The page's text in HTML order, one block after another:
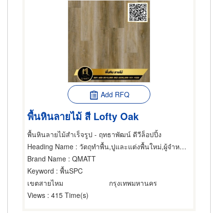
Add RFQ
พื้นหินลายไม้ สี Lofty Oak
พื้นหินลายไม้สำเร็จรูป - ฤทธาพัฒน์ ดีวีล็อปปิ้ง
Heading Name : วัตถุทำพื้น,ปูและแต่งพื้นใหม่,ผู้จำหน่ายและรับเหมาปูวัสดุปูพื้น
Brand Name : QMATT
Keyword : พื้นSPC
เขตสายไหม
กรุงเทพมหานคร
Views : 415 Time(s)